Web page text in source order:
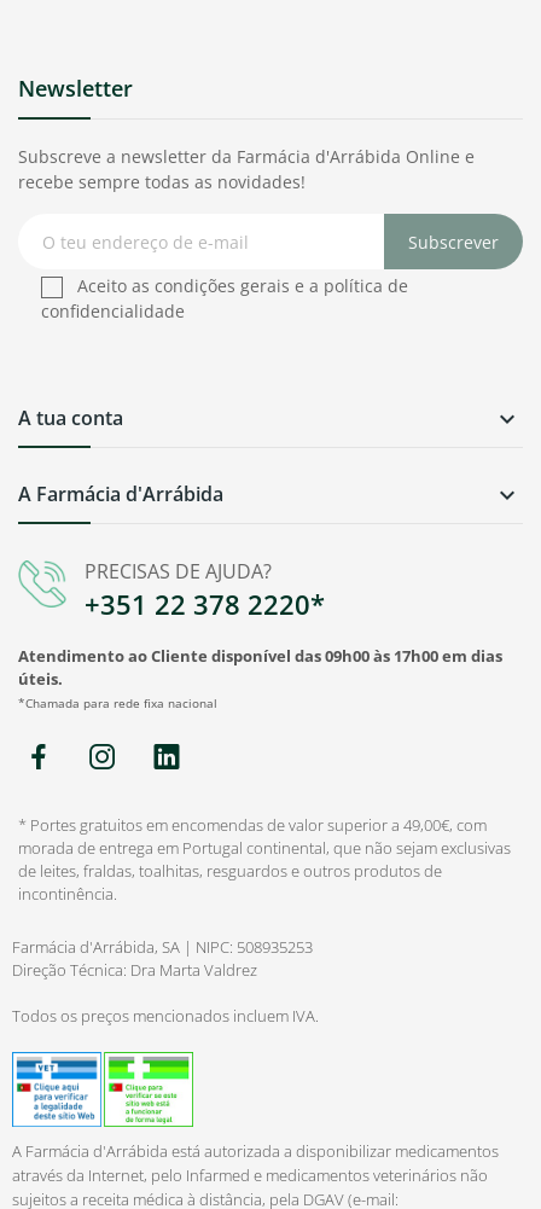
PRECISAS DE AJUDA?
+351 22 378 2220*
Atendimento ao Cliente disponível das 09h00 às 17h00 em dias
úteis.
*Chamada para rede fixa nacional
A Farmácia d'Arrábida 
A tua conta 
Newsletter
Subscreve a newsletter da Farmácia d'Arrábida Online e
recebe sempre todas as novidades!
Subscrever
Aceito as condições gerais e a política de
confidencialidade
* Portes gratuitos em encomendas de valor superior a 49,00€, com
morada de entrega em Portugal continental, que não sejam exclusivas
de leites, fraldas, toalhitas, resguardos e outros produtos de
incontinência.
Farmácia d'Arrábida, SA | NIPC: 508935253
Direção Técnica: Dra Marta Valdrez
Todos os preços mencionados incluem IVA.
A Farmácia d'Arrábida está autorizada a disponibilizar medicamentos
através da Internet, pelo Infarmed e medicamentos veterinários não
sujeitos a receita médica à distância, pela DGAV (e-mail: